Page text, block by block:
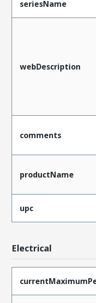
seriesName
webDescription
comments
productName
upc
Electrical